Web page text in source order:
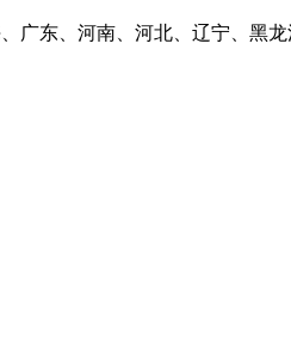
广东、河南、河北、辽宁、黑